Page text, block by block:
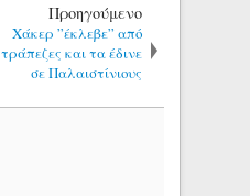
Προηγούμενο
Χάκερ ”έκλεβε” από
τράπεζες και τα έδινε
σε Παλαιστίνιους